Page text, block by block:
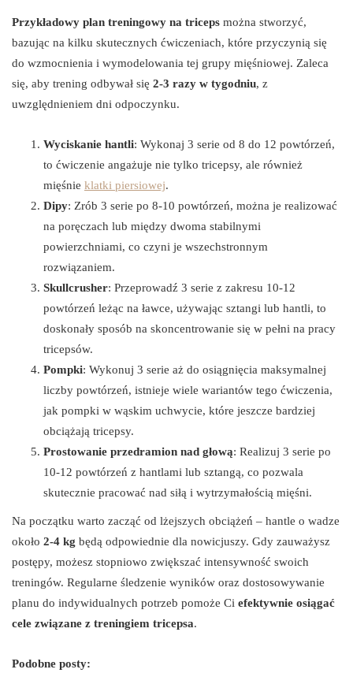
Przykładowy plan treningowy na triceps można stworzyć,
bazując na kilku skutecznych ćwiczeniach, które przyczynią się
do wzmocnienia i wymodelowania tej grupy mięśniowej. Zaleca
się, aby trening odbywał się 2-3 razy w tygodniu, z
uwzględnieniem dni odpoczynku.
Wyciskanie hantli: Wykonaj 3 serie od 8 do 12 powtórzeń,
to ćwiczenie angażuje nie tylko tricepsy, ale również
mięśnie klatki piersiowej.
Dipy: Zrób 3 serie po 8-10 powtórzeń, można je realizować
na poręczach lub między dwoma stabilnymi
powierzchniami, co czyni je wszechstronnym
rozwiązaniem.
Skullcrusher: Przeprowadź 3 serie z zakresu 10-12
powtórzeń leżąc na ławce, używając sztangi lub hantli, to
doskonały sposób na skoncentrowanie się w pełni na pracy
tricepsów.
Pompki: Wykonuj 3 serie aż do osiągnięcia maksymalnej
liczby powtórzeń, istnieje wiele wariantów tego ćwiczenia,
jak pompki w wąskim uchwycie, które jeszcze bardziej
obciążają tricepsy.
Prostowanie przedramion nad głową: Realizuj 3 serie po
10-12 powtórzeń z hantlami lub sztangą, co pozwala
skutecznie pracować nad siłą i wytrzymałością mięśni.
Na początku warto zacząć od lżejszych obciążeń – hantle o wadze
około 2-4 kg będą odpowiednie dla nowicjuszy. Gdy zauważysz
postępy, możesz stopniowo zwiększać intensywność swoich
treningów. Regularne śledzenie wyników oraz dostosowywanie
planu do indywidualnych potrzeb pomoże Ci efektywnie osiągać
cele związane z treningiem tricepsa.
Podobne posty: